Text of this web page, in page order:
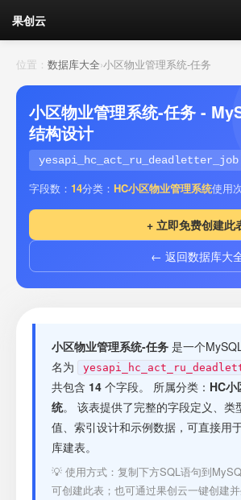
果创云
数据表单
API接口
云存储
流量 剩余接口流量
套餐
接口测试
位置： 数据库大全›小区物业管理系统-任务
小区物业管理系统-任务 -
结构设计
yesapi_hc_act_ru_deadletter_job
字段数： 14分类： HC小区物业管理系统使用
+ 立即免费创建此
← 返回数据库大
小区物业管理系统-任务 是一个
名为
共包含 14 个字段。 所属分类： HC小
统。 该表提供了完整的字段定义、类
值、索引设计和示例数据，可直接用
库建表。
💡 使用方式：复制下方SQL语句到
可创建此表；也可通过果创云一键创建